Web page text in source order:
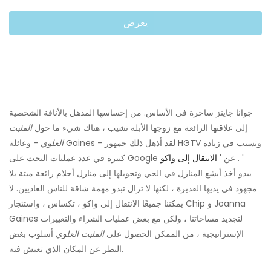
يعرض
جوانا جاينز ساحرة في الأساس. من إحساسها المذهل بالأناقة الشخصية
إلى علاقتها الرائعة مع زوجها الأبله تشيب ، هناك شيء ما حولالمثبت
العلوي - وعائلة Gaines - لقد أذهل ذلك جمهور HGTV وتسبب في زيادة
كبيرة في عدد عمليات البحث على Google عن ' الانتقال إلى واكو
. '
يبدو أخذ أبشع المنازل في الحي وتحويلها إلى منازل أحلام رائعة ميتة بلا
مجهود في يديها القديرة ، لكنها لا تزال تبدو مهمة شاقة للناس العاديين. لا
يمكننا جميعًا الانتقال إلى واكو ، تكساس ، واستئجار Chip و Joanna
Gaines لتجديد مساحاتنا ، ولكن مع بعض عمليات الشراء والتغييرات
الإستراتيجية ، من الممكن الحصول علىالمثبت العلوي أسلوب بغض
النظر عن المكان الذي تعيش فيه.